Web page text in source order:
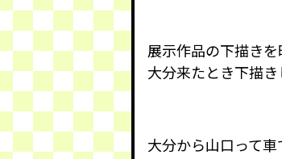
展示作品の下描き
大分来たとき下描
大分から山口って